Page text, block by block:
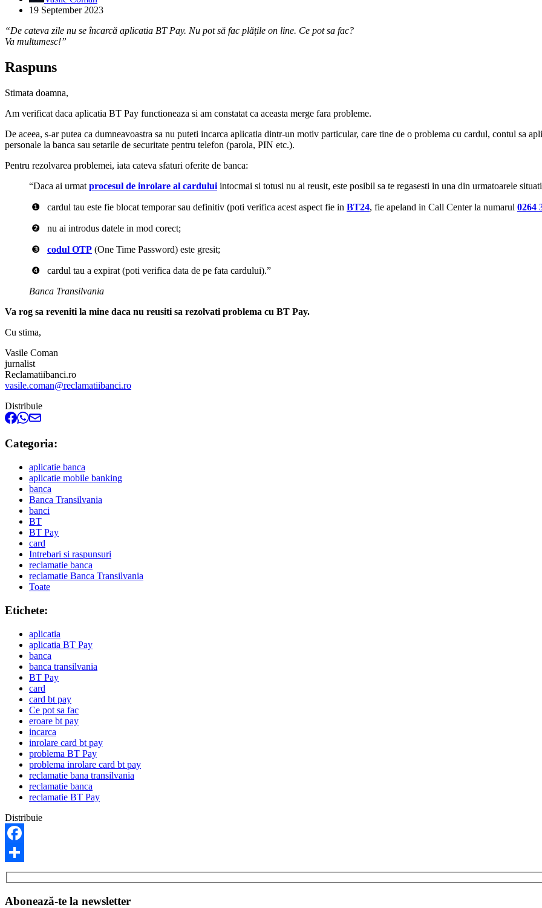
19 September 2023
“De cateva zile nu se încarcă aplicatia BT Pay. Nu pot să fac plățile on line. Ce pot sa fac?
Va multumesc!”
Raspuns
Stimata doamna,
Am verificat daca aplicatia BT Pay functioneaza si am constatat ca aceasta merge fara probleme.
De aceea, s-ar putea ca dumneavoastra sa nu puteti incarca aplicatia dintr-un motiv particular, care tine de o problema cu cardul, contul sa
personale la banca sau setarile de securitate pentru telefon (parola, PIN etc.).
Pentru rezolvarea problemei, iata cateva sfaturi oferite de banca:
“Daca ai urmat procesul de inrolare al cardului intocmai si totusi nu ai reusit, este posibil sa te regasesti in una din urmatoarele
❶⠀cardul tau este fie blocat temporar sau definitiv (poti verifica acest aspect fie in BT24, fie apeland in Call Center la numarul 0264
❷⠀nu ai introdus datele in mod corect;
❸⠀ codul OTP (One Time Password) este gresit;
❹⠀cardul tau a expirat (poti verifica data de pe fata cardului).”
Banca Transilvania
Va rog sa reveniti la mine daca nu reusiti sa rezolvati problema cu BT Pay.
Cu stima,
Vasile Coman
jurnalist
Reclamatiibanci.ro
vasile.coman@reclamatiibanci.ro
Distribuie
Categoria:
aplicatie banca
aplicatie mobile banking
banca
Banca Transilvania
banci
BT
BT Pay
card
Intrebari si raspunsuri
reclamatie banca
reclamatie Banca Transilvania
Toate
Etichete:
aplicatia
aplicatia BT Pay
banca
banca transilvania
BT Pay
card
card bt pay
Ce pot sa fac
eroare bt pay
incarca
inrolare card bt pay
problema BT Pay
problema inrolare card bt pay
reclamatie bana transilvania
reclamatie banca
reclamatie BT Pay
Distribuie
Facebook
Share
Abonează-te la newsletter